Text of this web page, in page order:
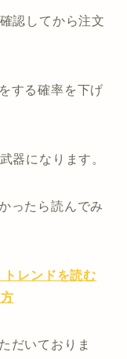
認してから注文
する確率を下げ
器になります。
ったら読んでみ
レンドを読む
だいておりま